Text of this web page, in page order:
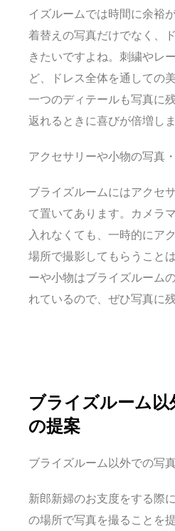
イズルームでは時間に余裕
着替えの写真だけでなく、
きたいですよね。刺繍やレ
ど、ドレス全体を通しての
一つのディテールも写真に
返れるときに喜びが倍増しま
アクセサリーや小物の写真
ブライズルームにはアクセ
て置いてあります。カメラ
入れなくても、一時的にア
場所で撮影してもらうこと
ーや小物はブライズルーム
れているので、ぜひ写真に
ブライズルーム
の提案
ブライズルーム以外での写
新郎新婦のお支度をする際
の場所で写真を撮ることを